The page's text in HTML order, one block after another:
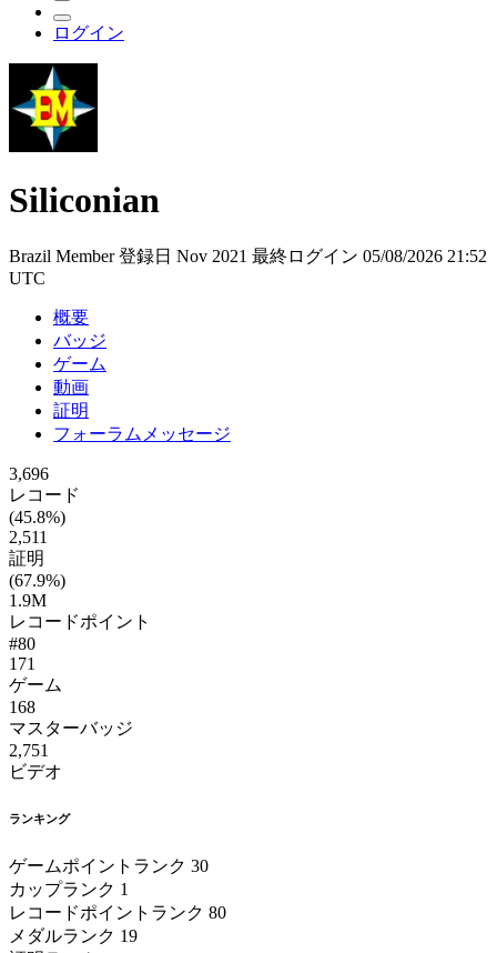
ログイン
Siliconian
Brazil Member登録日 Nov 2021 最終ログイン 05/08/2026 21:52
UTC
概要
バッジ
ゲーム
動画
証明
フォーラムメッセージ
3,696
レコード
(45.8%)
2,511
証明
(67.9%)
1.9M
レコードポイント
#80
171
ゲーム
168
マスターバッジ
2,751
ビデオ
ランキング
ゲームポイントランク 30
カップランク 1
レコードポイントランク 80
メダルランク 19